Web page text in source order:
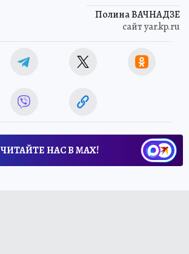
Полина ВАЧНАДЗЕ
сайт yar.kp.ru
ЧИТАЙТЕ НАС В МАХ!